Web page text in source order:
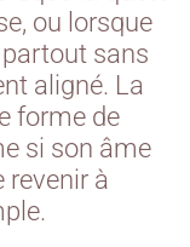
ou lorsque
partout sans
aligné. La
forme de
si son âme
à